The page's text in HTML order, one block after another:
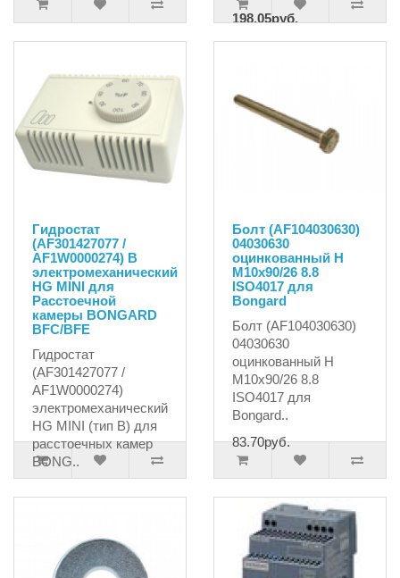
198.05руб.
Гидростат
(AF301427077 /
AF1W0000274) B
электромеханический
HG MINI для
Расстоечной
камеры BONGARD
BFC/BFE
Гидростат
(AF301427077 /
AF1W0000274)
электромеханический
HG MINI (тип B) для
расстоечных камер
BONG..
Болт (AF104030630)
04030630
оцинкованный H
M10х90/26 8.8
ISO4017 для
Bongard
Болт (AF104030630)
04030630
оцинкованный H
M10х90/26 8.8
ISO4017 для
Bongard..
83.70руб.